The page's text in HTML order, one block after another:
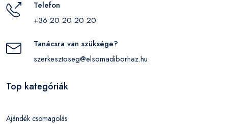
Telefon
+36 20 20 20 20
Tanácsra van szüksége?
szerkesztoseg@elsomadiborhaz.hu
Top kategóriák
Ajándék csomagolás